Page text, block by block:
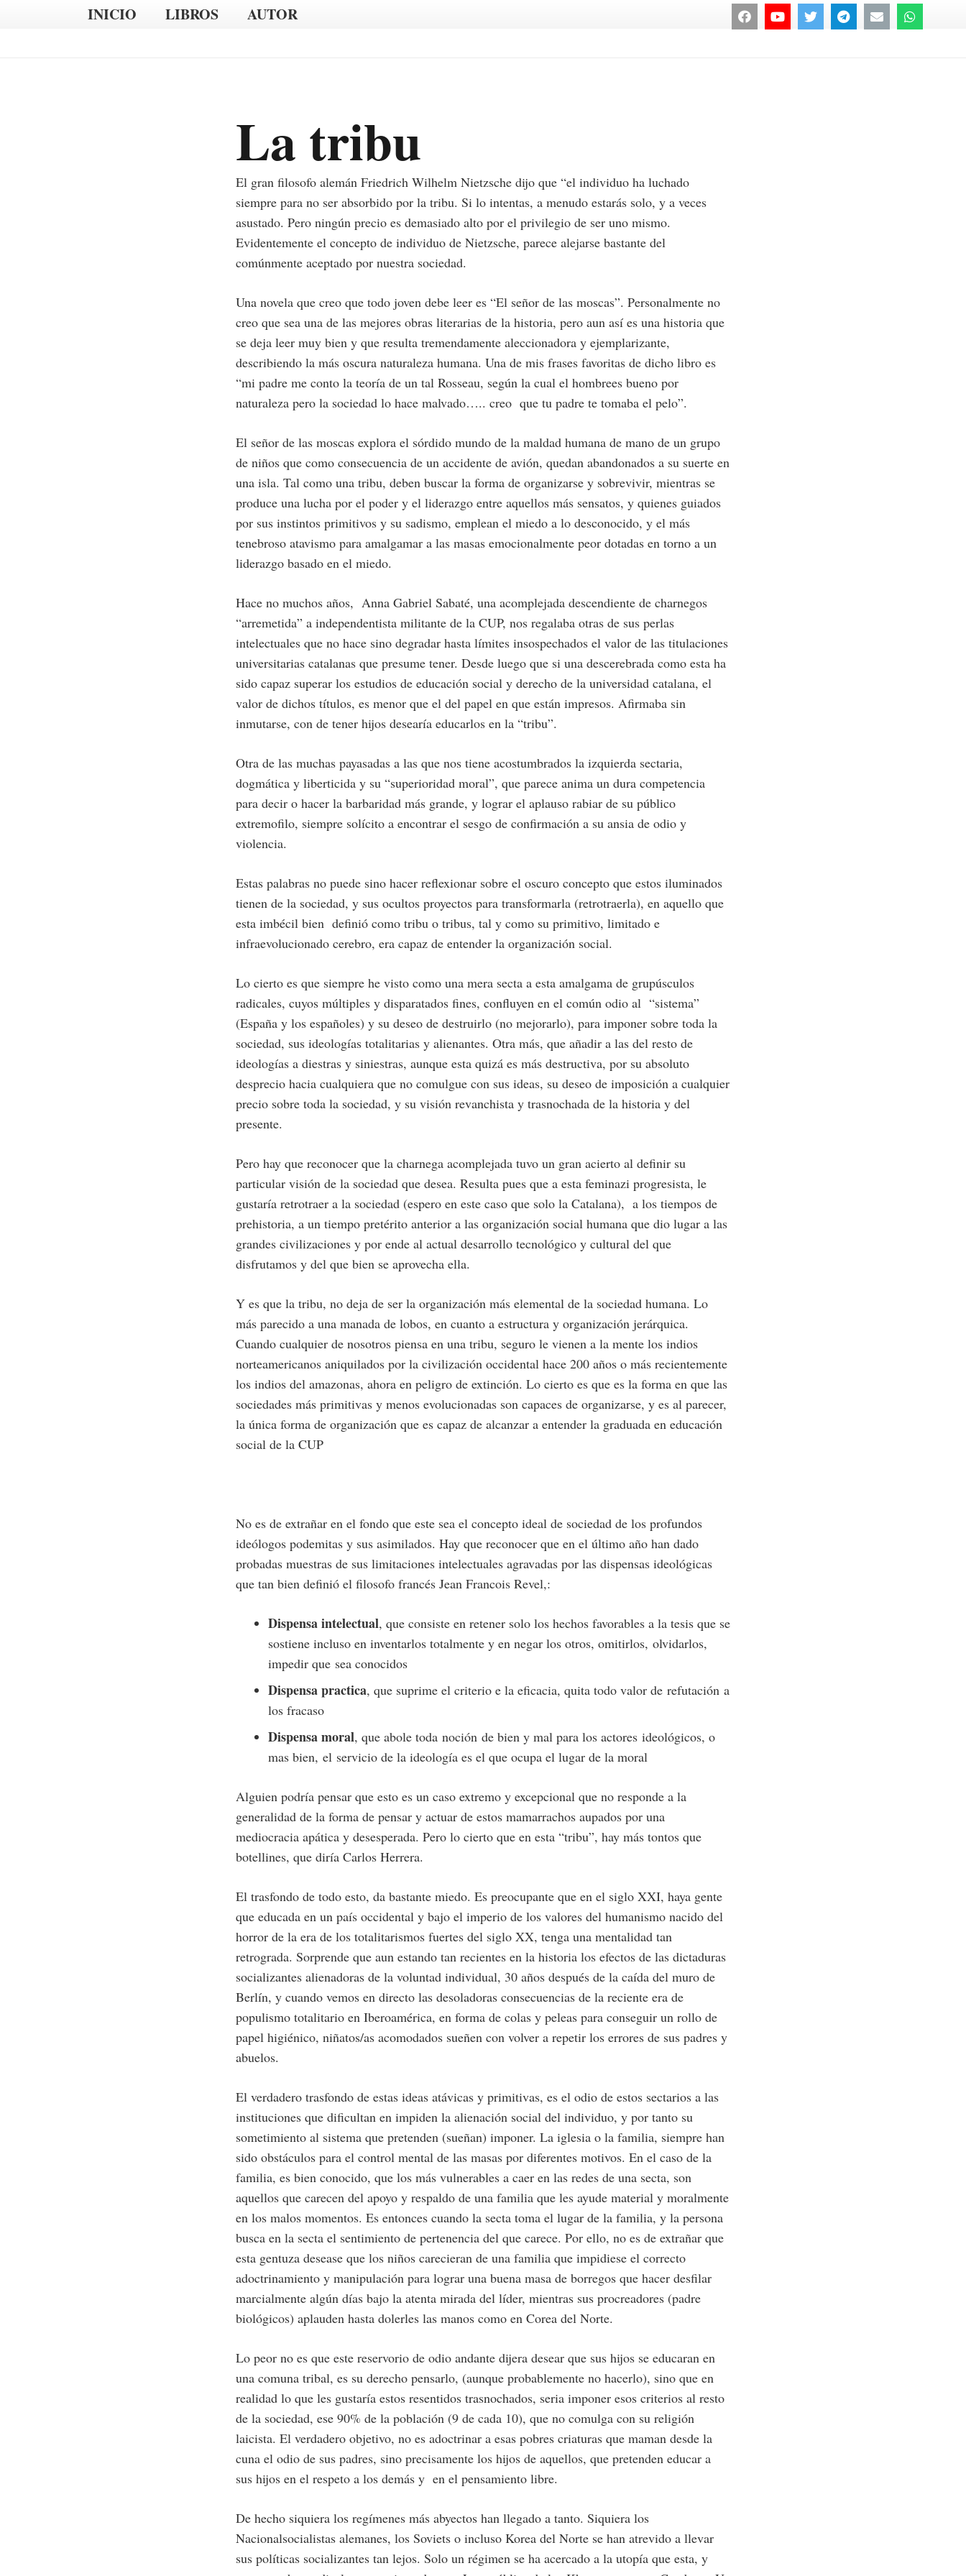
INICIO LIBROS AUTOR
La tribu
El gran filosofo alemán Friedrich Wilhelm Nietzsche dijo que “el individuo ha luchado
siempre para no ser absorbido por la tribu. Si lo intentas, a menudo estarás solo, y a veces
asustado. Pero ningún precio es demasiado alto por el privilegio de ser uno mismo.
Evidentemente el concepto de individuo de Nietzsche, parece alejarse bastante del
comúnmente aceptado por nuestra sociedad.
Una novela que creo que todo joven debe leer es “El señor de las moscas”. Personalmente no
creo que sea una de las mejores obras literarias de la historia, pero aun así es una historia que
se deja leer muy bien y que resulta tremendamente aleccionadora y ejemplarizante,
describiendo la más oscura naturaleza humana. Una de mis frases favoritas de dicho libro es
“mi padre me conto la teoría de un tal Rosseau, según la cual el hombrees bueno por
naturaleza pero la sociedad lo hace malvado….. creo que tu padre te tomaba el pelo”.
El señor de las moscas explora el sórdido mundo de la maldad humana de mano de un grupo
de niños que como consecuencia de un accidente de avión, quedan abandonados a su suerte en
una isla. Tal como una tribu, deben buscar la forma de organizarse y sobrevivir, mientras se
produce una lucha por el poder y el liderazgo entre aquellos más sensatos, y quienes guiados
por sus instintos primitivos y su sadismo, emplean el miedo a lo desconocido, y el más
tenebroso atavismo para amalgamar a las masas emocionalmente peor dotadas en torno a un
liderazgo basado en el miedo.
Hace no muchos años, Anna Gabriel Sabaté, una acomplejada descendiente de charnegos
“arremetida” a independentista militante de la CUP, nos regalaba otras de sus perlas
intelectuales que no hace sino degradar hasta límites insospechados el valor de las titulaciones
universitarias catalanas que presume tener. Desde luego que si una descerebrada como esta ha
sido capaz superar los estudios de educación social y derecho de la universidad catalana, el
valor de dichos títulos, es menor que el del papel en que están impresos. Afirmaba sin
inmutarse, con de tener hijos desearía educarlos en la “tribu”.
Otra de las muchas payasadas a las que nos tiene acostumbrados la izquierda sectaria,
dogmática y liberticida y su “superioridad moral”, que parece anima un dura competencia
para decir o hacer la barbaridad más grande, y lograr el aplauso rabiar de su público
extremofilo, siempre solícito a encontrar el sesgo de confirmación a su ansia de odio y
violencia.
Estas palabras no puede sino hacer reflexionar sobre el oscuro concepto que estos iluminados
tienen de la sociedad, y sus ocultos proyectos para transformarla (retrotraerla), en aquello que
esta imbécil bien definió como tribu o tribus, tal y como su primitivo, limitado e
infraevolucionado cerebro, era capaz de entender la organización social.
Lo cierto es que siempre he visto como una mera secta a esta amalgama de grupúsculos
radicales, cuyos múltiples y disparatados fines, confluyen en el común odio al “sistema”
(España y los españoles) y su deseo de destruirlo (no mejorarlo), para imponer sobre toda la
sociedad, sus ideologías totalitarias y alienantes. Otra más, que añadir a las del resto de
ideologías a diestras y siniestras, aunque esta quizá es más destructiva, por su absoluto
desprecio hacia cualquiera que no comulgue con sus ideas, su deseo de imposición a cualquier
precio sobre toda la sociedad, y su visión revanchista y trasnochada de la historia y del
presente.
Pero hay que reconocer que la charnega acomplejada tuvo un gran acierto al definir su
particular visión de la sociedad que desea. Resulta pues que a esta feminazi progresista, le
gustaría retrotraer a la sociedad (espero en este caso que solo la Catalana), a los tiempos de
prehistoria, a un tiempo pretérito anterior a las organización social humana que dio lugar a las
grandes civilizaciones y por ende al actual desarrollo tecnológico y cultural del que
disfrutamos y del que bien se aprovecha ella.
Y es que la tribu, no deja de ser la organización más elemental de la sociedad humana. Lo
más parecido a una manada de lobos, en cuanto a estructura y organización jerárquica.
Cuando cualquier de nosotros piensa en una tribu, seguro le vienen a la mente los indios
norteamericanos aniquilados por la civilización occidental hace 200 años o más recientemente
los indios del amazonas, ahora en peligro de extinción. Lo cierto es que es la forma en que las
sociedades más primitivas y menos evolucionadas son capaces de organizarse, y es al parecer,
la única forma de organización que es capaz de alcanzar a entender la graduada en educación
social de la CUP
No es de extrañar en el fondo que este sea el concepto ideal de sociedad de los profundos
ideólogos podemitas y sus asimilados. Hay que reconocer que en el último año han dado
probadas muestras de sus limitaciones intelectuales agravadas por las dispensas ideológicas
que tan bien definió el filosofo francés Jean Francois Revel,:
Dispensa intelectual, que consiste en retener solo los hechos favorables a la tesis que se
sostiene incluso en inventarlos totalmente y en negar los otros, omitirlos, olvidarlos,
impedir que sea conocidos
Dispensa practica, que suprime el criterio e la eficacia, quita todo valor de refutación a
los fracaso
Dispensa moral, que abole toda noción de bien y mal para los actores ideológicos, o
mas bien, el servicio de la ideología es el que ocupa el lugar de la moral
Alguien podría pensar que esto es un caso extremo y excepcional que no responde a la
generalidad de la forma de pensar y actuar de estos mamarrachos aupados por una
mediocracia apática y desesperada. Pero lo cierto que en esta “tribu”, hay más tontos que
botellines, que diría Carlos Herrera.
El trasfondo de todo esto, da bastante miedo. Es preocupante que en el siglo XXI, haya gente
que educada en un país occidental y bajo el imperio de los valores del humanismo nacido del
horror de la era de los totalitarismos fuertes del siglo XX, tenga una mentalidad tan
retrograda. Sorprende que aun estando tan recientes en la historia los efectos de las dictaduras
socializantes alienadoras de la voluntad individual, 30 años después de la caída del muro de
Berlín, y cuando vemos en directo las desoladoras consecuencias de la reciente era de
populismo totalitario en Iberoamérica, en forma de colas y peleas para conseguir un rollo de
papel higiénico, niñatos/as acomodados sueñen con volver a repetir los errores de sus padres y
abuelos.
El verdadero trasfondo de estas ideas atávicas y primitivas, es el odio de estos sectarios a las
instituciones que dificultan en impiden la alienación social del individuo, y por tanto su
sometimiento al sistema que pretenden (sueñan) imponer. La iglesia o la familia, siempre han
sido obstáculos para el control mental de las masas por diferentes motivos. En el caso de la
familia, es bien conocido, que los más vulnerables a caer en las redes de una secta, son
aquellos que carecen del apoyo y respaldo de una familia que les ayude material y moralmente
en los malos momentos. Es entonces cuando la secta toma el lugar de la familia, y la persona
busca en la secta el sentimiento de pertenencia del que carece. Por ello, no es de extrañar que
esta gentuza desease que los niños carecieran de una familia que impidiese el correcto
adoctrinamiento y manipulación para lograr una buena masa de borregos que hacer desfilar
marcialmente algún días bajo la atenta mirada del líder, mientras sus procreadores (padre
biológicos) aplauden hasta dolerles las manos como en Corea del Norte.
Lo peor no es que este reservorio de odio andante dijera desear que sus hijos se educaran en
una comuna tribal, es su derecho pensarlo, (aunque probablemente no hacerlo), sino que en
realidad lo que les gustaría estos resentidos trasnochados, seria imponer esos criterios al resto
de la sociedad, ese 90% de la población (9 de cada 10), que no comulga con su religión
laicista. El verdadero objetivo, no es adoctrinar a esas pobres criaturas que maman desde la
cuna el odio de sus padres, sino precisamente los hijos de aquellos, que pretenden educar a
sus hijos en el respeto a los demás y en el pensamiento libre.
De hecho siquiera los regímenes más abyectos han llegado a tanto. Siquiera los
Nacionalsocialistas alemanes, los Soviets o incluso Korea del Norte se han atrevido a llevar
sus políticas socializantes tan lejos. Solo un régimen se ha acercado a la utopía que esta, y